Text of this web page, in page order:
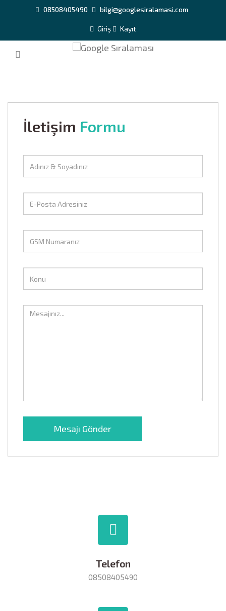
08508405490 bilgi@googlesiralamasi.com
Giriş Kayıt
İletişim Formu
Mesajı Gönder
Telefon
08508405490